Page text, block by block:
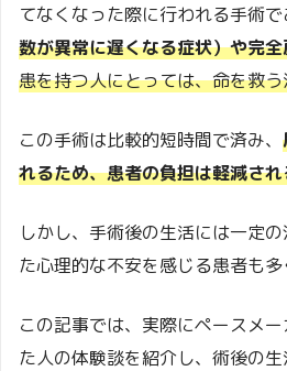
てなくなった際に行われる手術で
数が異常に遅くなる症状）や完
患を持つ人にとっては、命を救
この手術は比較的短時間で済み、
れるため、患者の負担は軽減され
しかし、手術後の生活には一定
た心理的な不安を感じる患者も多
この記事では、実際にペースメ
た人の体験談を紹介し、術後の